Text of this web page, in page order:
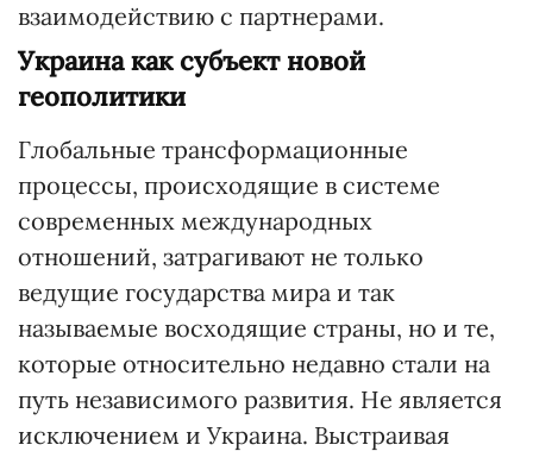
взаимодействию с партнерами.
Украина как субъект новой
геополитики
Глобальные трансформационные
процессы, происходящие в системе
современных международных
отношений, затрагивают не только
ведущие государства мира и так
называемые восходящие страны, но и те,
которые относительно недавно стали на
путь независимого развития. Не является
исключением и Украина. Выстраивая